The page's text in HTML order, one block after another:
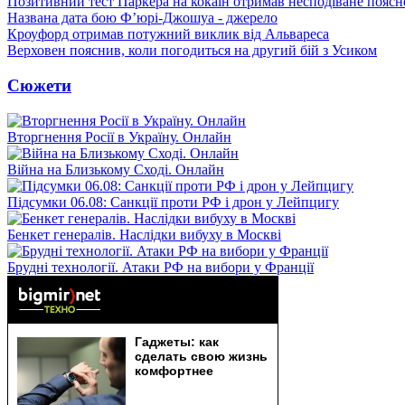
Названа дата бою Ф’юрі-Джошуа - джерело
Кроуфорд отримав потужний виклик від Альвареса
Верховен пояснив, коли погодиться на другий бій з Усиком
Сюжети
Вторгнення Росії в Україну. Онлайн
Війна на Близькому Сході. Онлайн
Підсумки 06.08: Санкції проти РФ і дрон у Лейпцигу
Бенкет генералів. Наслідки вибуху в Москві
Брудні технології. Атаки РФ на вибори у Франції